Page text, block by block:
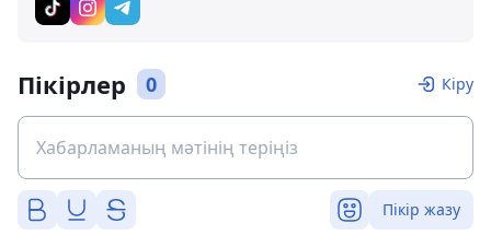
Пікірлер 0 Кіру
Пікір жазу